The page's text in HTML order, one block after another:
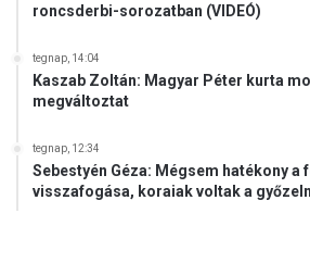
roncsderbi-sorozatban (VIDEÓ)
tegnap, 14:04
Kaszab Zoltán: Magyar Péter kurta
megváltoztat
tegnap, 12:34
Sebestyén Géza: Mégsem hatékony a
visszafogása, koraiak voltak a